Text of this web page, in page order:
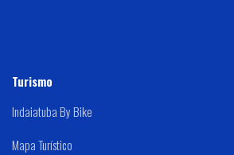
Turismo
Indaiatuba By Bike
Mapa Turístico